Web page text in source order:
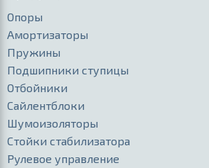
Опоры
Амортизаторы
Пружины
Подшипники ступицы
Отбойники
Сайлентблоки
Шумоизоляторы
Стойки стабилизатора
Рулевое управление